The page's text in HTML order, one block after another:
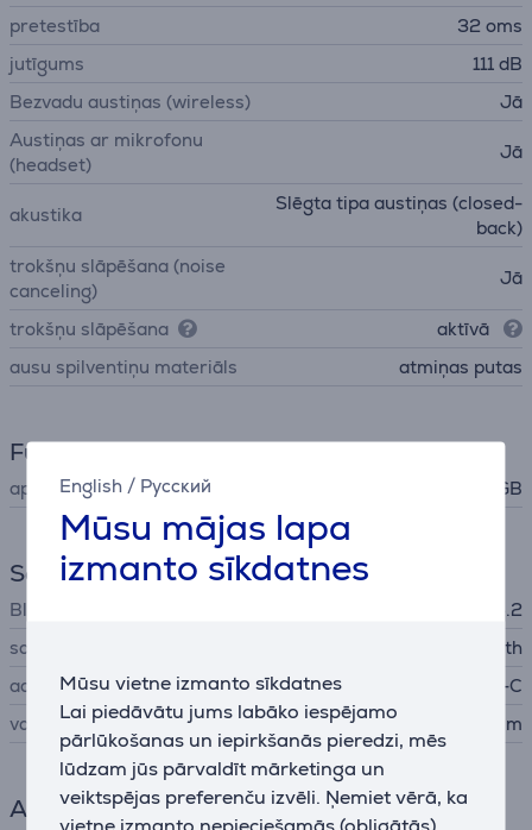
English / Русский
Mūsu mājas lapa
izmanto sīkdatnes
Mūsu vietne izmanto sīkdatnes
Lai piedāvātu jums labāko iespējamo
pārlūkošanas un iepirkšanās pieredzi, mēs
lūdzam jūs pārvaldīt mārketinga un
veiktspējas preferenču izvēli. Ņemiet vērā, ka
pretestība
32 oms
jutīgums
111 dB
Bezvadu austiņas (wireless)
Jā
Austiņas ar mikrofonu
(headset)
Jā
akustika
Slēgta tipa austiņas (closed-
back)
trokšņu slāpēšana (noise
canceling)
Jā
trokšņu slāpēšana
aktīvā
ausu spilventiņu materiāls
atmiņas putas
Funkcijas
apgaismojums RGB
Savienojums
Bluetooth
Bluetooth 5.2
savienojuma veids
3,5 mm, USB-A, Bluetooth
adapteris
USB-C
vada garums
1,2 m
Akumulators